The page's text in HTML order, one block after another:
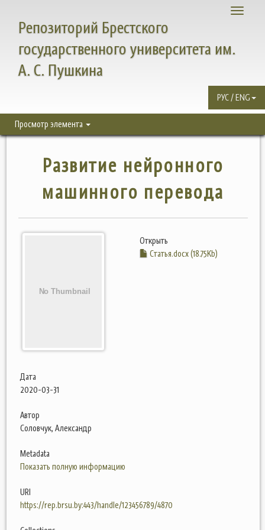
Toggle
Репозиторий Брестского
государственного университета им.
А. С. Пушкина
РУС / ENG
Просмотр элемента
Развитие нейронного
машинного перевода
Открыть
Статья.docx (18.75Kb)
Дата
2020-03-31
Автор
Соловчук, Александр
Metadata
Показать полную информацию
URI
https://rep.brsu.by:443/handle/123456789/4870